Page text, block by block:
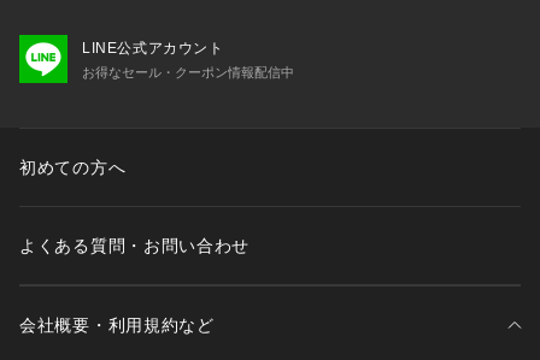
LINE公式アカウント
お得なセール・クーポン情報配信中
初めての方へ
よくある質問・お問い合わせ
会社概要・利用規約など